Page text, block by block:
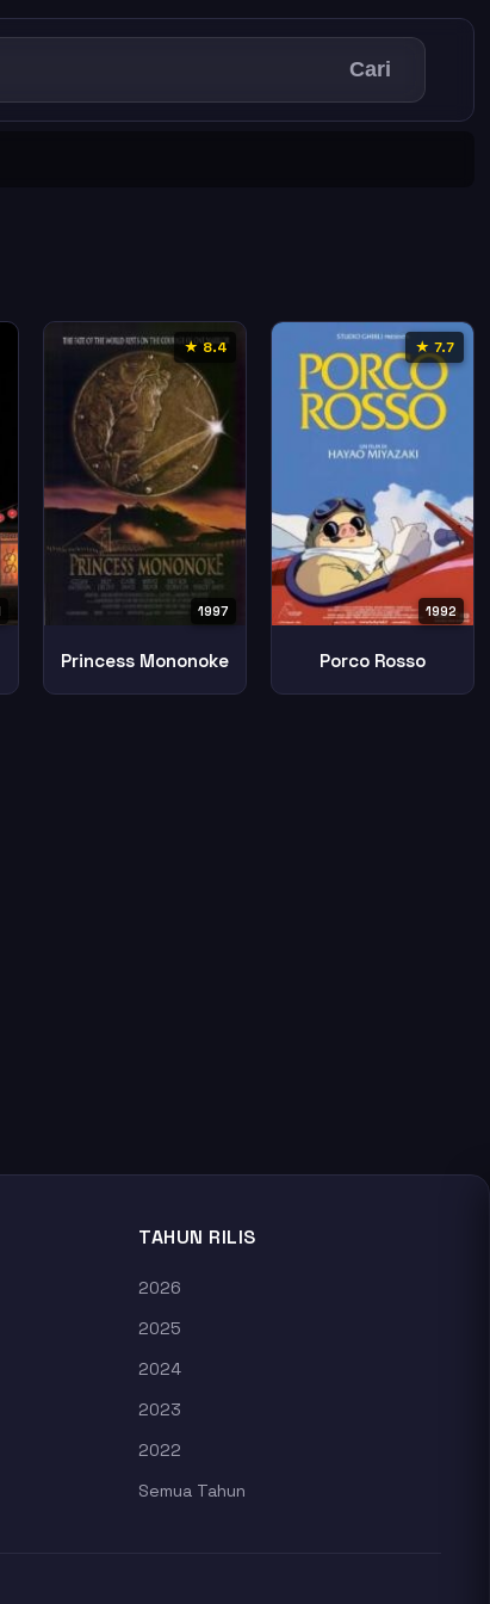
Cari
★ 8.4
1997
Princess Mononoke
★ 7.7
1992
Porco Rosso
TAHUN RILIS
2026
2025
2024
2023
2022
Semua Tahun